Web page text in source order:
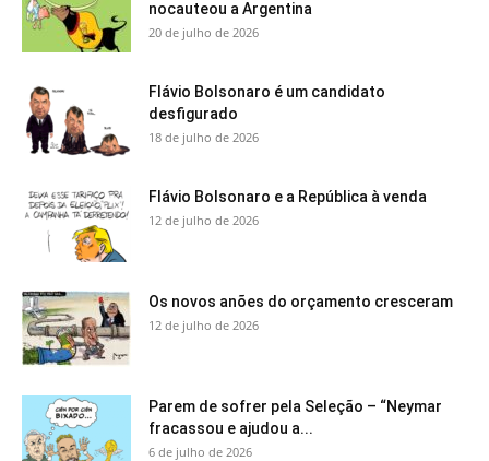
nocauteou a Argentina
20 de julho de 2026
Flávio Bolsonaro é um candidato
desfigurado
18 de julho de 2026
Flávio Bolsonaro e a República à venda
12 de julho de 2026
Os novos anões do orçamento cresceram
12 de julho de 2026
Parem de sofrer pela Seleção – “Neymar
fracassou e ajudou a...
6 de julho de 2026